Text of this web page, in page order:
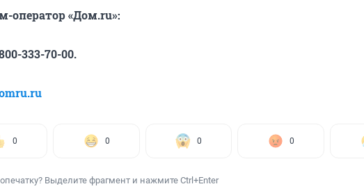
оператор «Дом.ru»:
333-70-00.
0 0 0 0
Выделите фрагмент и нажмите Ctrl+Enter